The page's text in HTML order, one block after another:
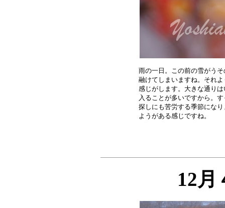
雨の一日。この前の雪がう
融けてしまいますね。それ
感じがします。大きな通り
入ることが多いですから。
探しにも苦労する季節にな
12月